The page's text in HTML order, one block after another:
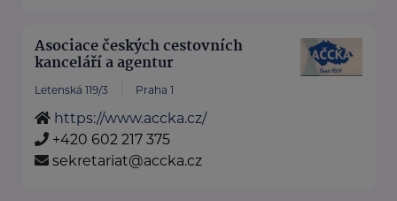
Asociace českých cestovních
kanceláří a agentur
Letenská 119/3 Praha 1
https://www.accka.cz/
+420 602 217 375
sekretariat@accka.cz